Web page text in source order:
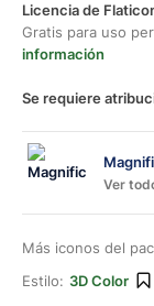
Licencia de
Gratis para uso
información
Se requiere
Ver
Más iconos del
Estilo: 3D Color